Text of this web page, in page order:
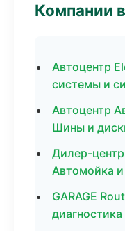
Компании
Автоцентр
системы и
Автоцентр
Шины и
Дилер-
Автомойка
GARAGE